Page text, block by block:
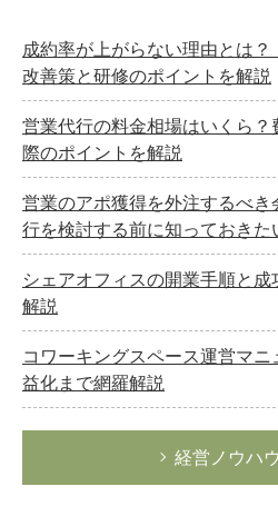
成約率が上がらない理由とは
改善策と研修のポイントを解説
営業代行の料金相場はいくら
際のポイントを解説
営業のアポ獲得を外注するべ
行を検討する前に知っておき
シェアオフィスの開業手順と
解説
コワーキングスペース運営マ
益化まで網羅解説
経営ノウハ